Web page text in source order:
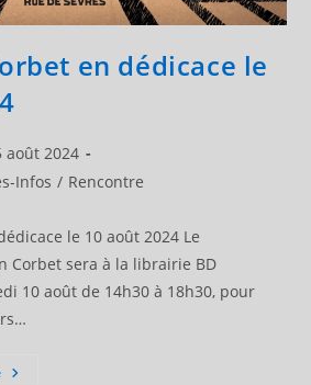
en dédicace le
:
août 2024
Infos / Rencontre
le 10 août 2024 Le
Corbet sera à la librairie BD
10 août de 14h30 à 18h30, pour
Sébastien